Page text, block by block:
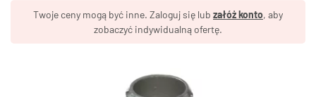
Twoje ceny mogą być inne. Zaloguj się lub załóż konto, aby
zobaczyć indywidualną ofertę.